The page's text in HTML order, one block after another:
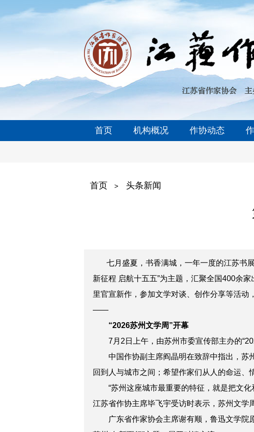
首页 机构概况 作协动态
首页 > 头条新闻
七月盛夏，书香满城，一年一度的江苏书
新征程 启航十五五”为主题，汇聚全国400余
里官宣新作，参加文学对谈、创作分享等活
——
“2026苏州文学周”开幕
7月2日
上午 ， 由苏州市委宣传部主办的
中国作协副主席阎晶明在致辞中指出，苏
回到人与城市之间 ； 希望作家们从人的命运、
“苏州这座城市最重要的特征，就是把文
江苏省作协主席毕飞宇受访时表示，苏州文学
广东省作家协会主席谢有顺 ， 鲁迅文学院